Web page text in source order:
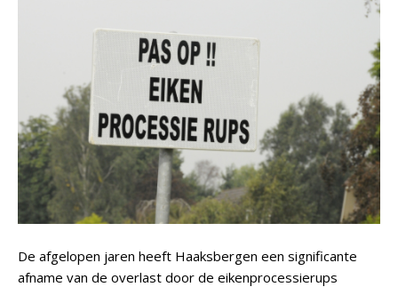
De afgelopen jaren heeft Haaksbergen een significante
afname van de overlast door de eikenprocessierups